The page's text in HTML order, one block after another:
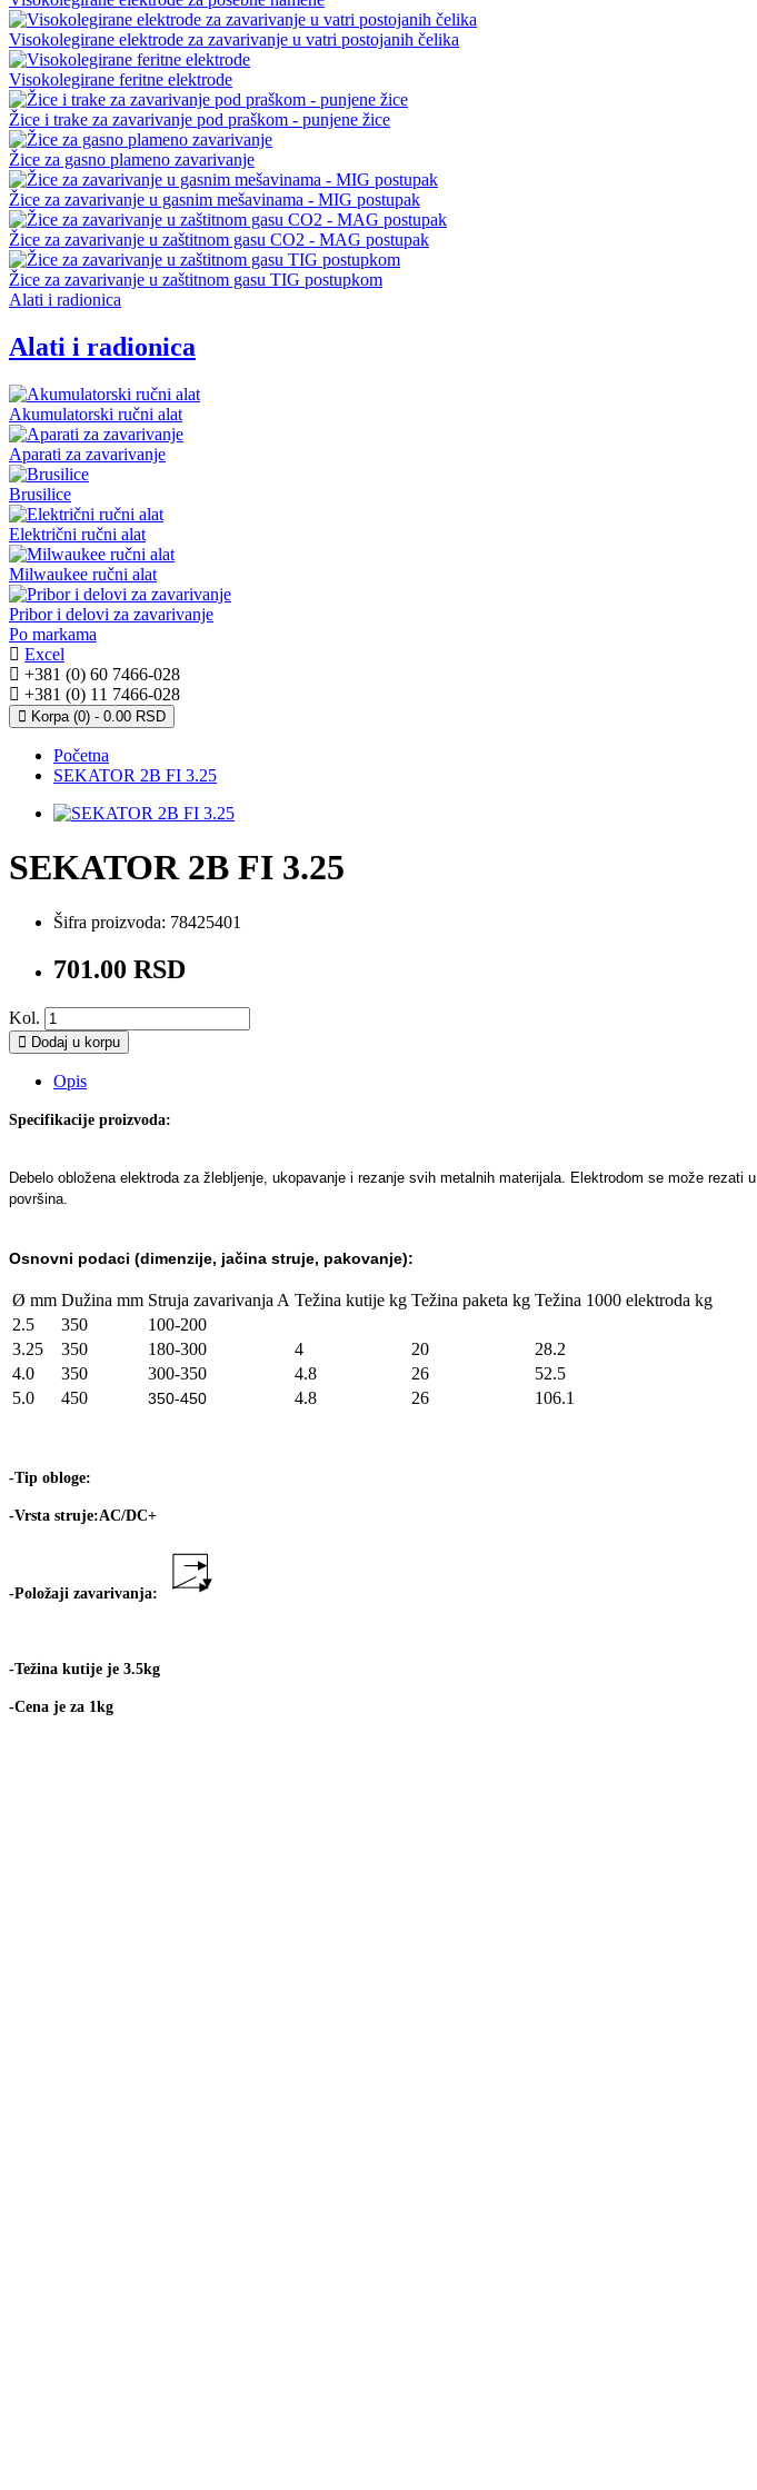
Visokolegirane elektrode za zavarivanje u vatri postojanih čelika
Visokolegirane feritne elektrode
Žice i trake za zavarivanje pod praškom - punjene žice
Žice za gasno plameno zavarivanje
Žice za zavarivanje u gasnim mešavinama - MIG postupak
Žice za zavarivanje u zaštitnom gasu CO2 - MAG postupak
Žice za zavarivanje u zaštitnom gasu TIG postupkom
Alati i radionica
Alati i radionica
Akumulatorski ručni alat
Aparati za zavarivanje
Brusilice
Električni ručni alat
Milwaukee ručni alat
Pribor i delovi za zavarivanje
Po markama
Excel
+381 (0) 60 7466-028
+381 (0) 11 7466-028
Korpa (0) - 0.00 RSD
Početna
SEKATOR 2B FI 3.25
SEKATOR 2B FI 3.25
Šifra proizvoda: 78425401
701.00 RSD
Kol.
Dodaj u korpu
Opis
Specifikacije proizvoda:
Debelo obložena elektroda za žlebljenje, ukopavanje i rezanje svih metalnih materijala. Elektrodom se može rezati u
površina.
Osnovni podaci (dimenzije, jačina struje, pakovanje):
Ø mm Dužina mm Struja zavarivanja A Težina kutije kg Težina paketa kg Težina 1000 elektroda kg
2.5
350
100-200
3.25
350 180-300 4 20
28.2
4.0
350 300-350 4.8 26
52.5
5.0
450 350-450 4.8 26 106.1
-Tip obloge:
-Vrsta struje:AC/DC+
-Položaji zavarivanja:
-Težina kutije je 3.5kg
-Cena je za 1kg